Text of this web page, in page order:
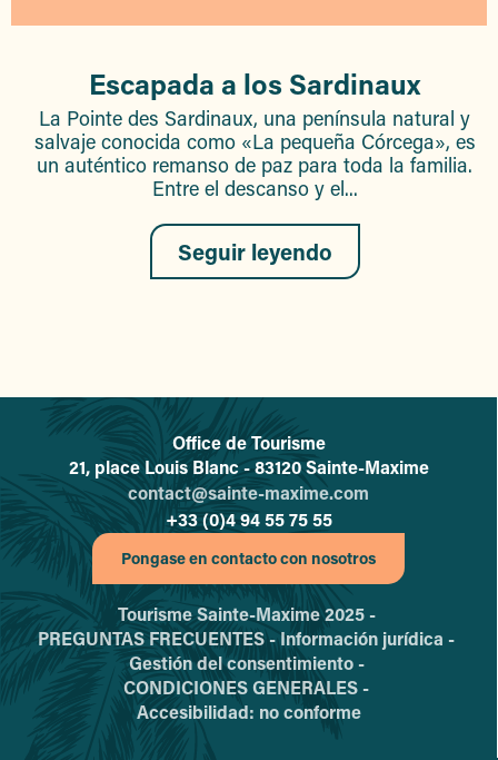
Escapada a los Sardinaux
La Pointe des Sardinaux, una península natural y
salvaje conocida como «La pequeña Córcega», es
un auténtico remanso de paz para toda la familia.
Entre el descanso y el...
Seguir leyendo
L'office de tourisme de Sainte-
Office de Tourisme
21, place Louis Blanc - 83120 Sainte-Maxime
contact@sainte-maxime.com
+33 (0)4 94 55 75 55
Pongase en contacto con nosotros
Tourisme Sainte-Maxime 2025 -
PREGUNTAS FRECUENTES - Información jurídica -
Gestión del consentimiento -
CONDICIONES GENERALES -
Accesibilidad: no conforme